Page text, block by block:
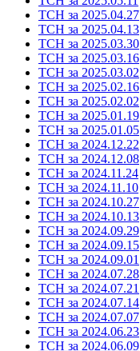
ТСН за 2025.04.27
ТСН за 2025.04.13
ТСН за 2025.03.30
ТСН за 2025.03.16
ТСН за 2025.03.02
ТСН за 2025.02.16
ТСН за 2025.02.02
ТСН за 2025.01.19
ТСН за 2025.01.05
ТСН за 2024.12.22
ТСН за 2024.12.08
ТСН за 2024.11.24
ТСН за 2024.11.10
ТСН за 2024.10.27
ТСН за 2024.10.13
ТСН за 2024.09.29
ТСН за 2024.09.15
ТСН за 2024.09.01
ТСН за 2024.07.28
ТСН за 2024.07.21
ТСН за 2024.07.14
ТСН за 2024.07.07
ТСН за 2024.06.23
ТСН за 2024.06.09